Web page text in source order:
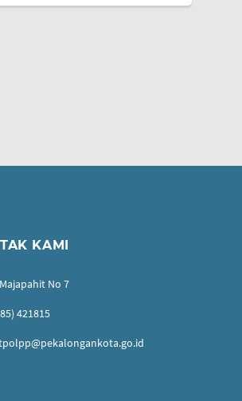
KAMI
No 7
421815